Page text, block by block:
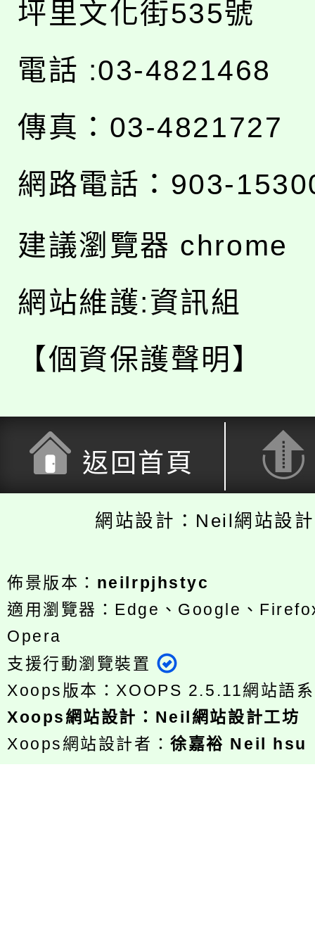
坪里文化街535號
電話 :03-4821468
傳真：03-4821727
網路電話：903-
建議瀏覽器 chrome
網站維護:資訊組
【個資保護聲明】
返回首頁
網站設計：Neil網站設
佈景版本： neilrpjhstyc
適用瀏覽器：Edge、Google、
Opera
支援行動瀏覽裝置
Xoops版本： XOOPS 2.5.11網站語
Xoops網站設計 ： Neil網站設計工坊
Xoops網站設計者：徐嘉裕 Neil hsu